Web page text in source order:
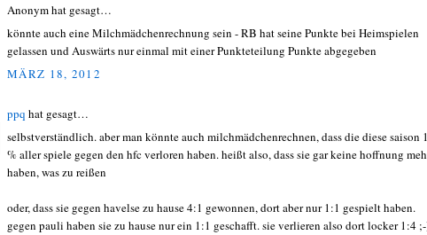
Anonym hat gesagt…
könnte auch eine Milchmädchenrechnung sein - RB hat seine Punkte bei Heimspielen
gelassen und Auswärts nur einmal mit einer Punkteteilung Punkte abgegeben
MÄRZ 18, 2012
ppq hat gesagt…
selbstverständlich. aber man könnte auch milchmädchenrechnen, dass die diese saison
% aller spiele gegen den hfc verloren haben. heißt also, dass sie gar keine hoffnung
haben, was zu reißen
oder, dass sie gegen havelse zu hause 4:1 gewonnen, dort aber nur 1:1 gespielt haben.
gegen pauli haben sie zu hause nur ein 1:1 geschafft. sie verlieren also dort locker 1:4